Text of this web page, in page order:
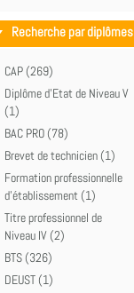
Recherche par diplômes
CAP (269)
Diplôme d'Etat de Niveau V
(1)
BAC PRO (78)
Brevet de technicien (1)
Formation professionnelle
d'établissement (1)
Titre professionnel de
Niveau IV (2)
BTS (326)
DEUST (1)